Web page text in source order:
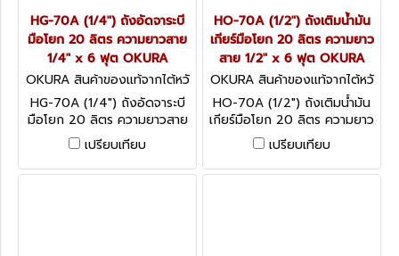
HG-70A (1/4") ถังอัดจาระบี
มือโยก 20 ลิตร ความยาวสาย
1/4" x 6 ฟุต OKURA
OKURA สินค้าของแท้จากไต้หวั
น HG-70A (1/4")
HG-70A (1/4") ถังอัดจาระบี
มือโยก 20 ลิตร ความยาวสาย
1/4" x 6 ฟุต OKURA
เปรียบเทียบ
HO-70A (1/2") ถังเติมน้ำมัน
เกียร์มือโยก 20 ลิตร ความยาว
สาย 1/2" x 6 ฟุต OKURA
OKURA สินค้าของแท้จากไต้หวั
น HO-70A
HO-70A (1/2") ถังเติมน้ำมัน
เกียร์มือโยก 20 ลิตร ความยาว
สาย 1/2" x 6 ฟุต OKURA
เปรียบเทียบ